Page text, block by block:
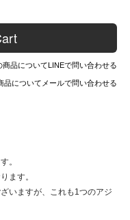
商品についてLINEで問い合わせる
品についてメールで問い合わせる
。
ます。
いますが、これも1つのアジ